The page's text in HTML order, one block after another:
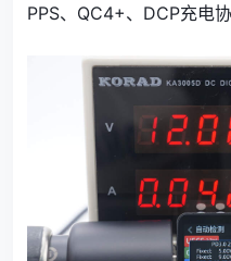
PPS、QC4+、DCP充电协